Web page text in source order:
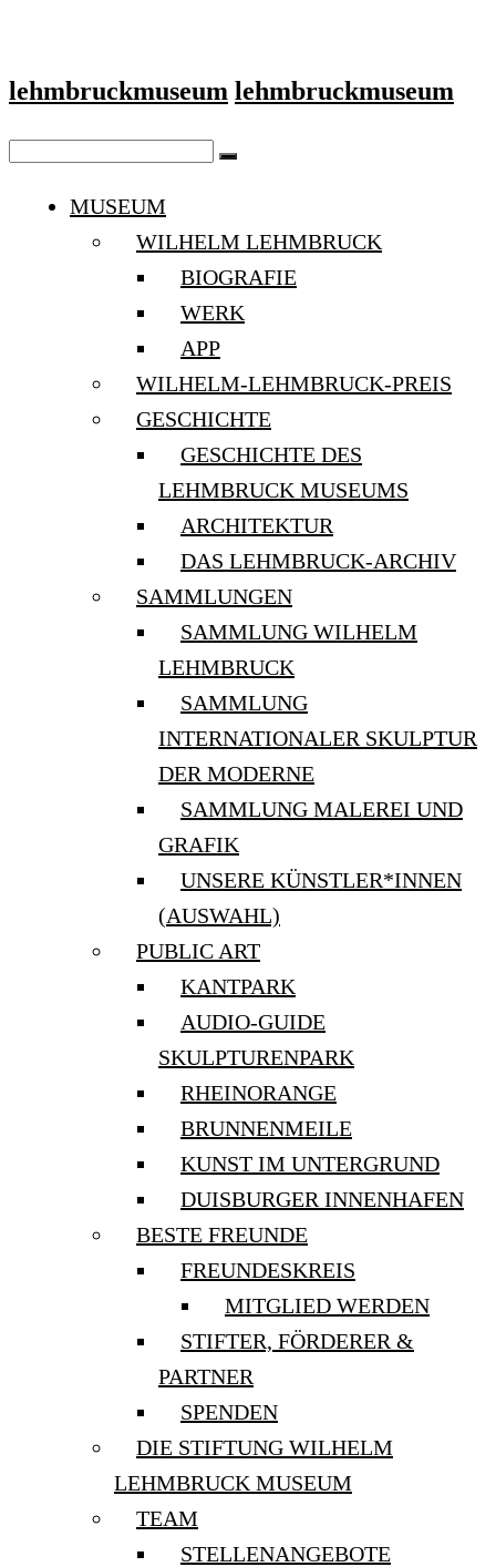
lehmbruckmuseum lehmbruckmuseum
MUSEUM
WILHELM LEHMBRUCK
BIOGRAFIE
WERK
APP
WILHELM-LEHMBRUCK-PREIS
GESCHICHTE
GESCHICHTE DES
LEHMBRUCK MUSEUMS
ARCHITEKTUR
DAS LEHMBRUCK-ARCHIV
SAMMLUNGEN
SAMMLUNG WILHELM
LEHMBRUCK
SAMMLUNG
INTERNATIONALER SKULPTUR
DER MODERNE
SAMMLUNG MALEREI UND
GRAFIK
UNSERE KÜNSTLER*INNEN
(AUSWAHL)
PUBLIC ART
KANTPARK
AUDIO-GUIDE
SKULPTURENPARK
RHEINORANGE
BRUNNENMEILE
KUNST IM UNTERGRUND
DUISBURGER INNENHAFEN
BESTE FREUNDE
FREUNDESKREIS
MITGLIED WERDEN
STIFTER, FÖRDERER &
PARTNER
SPENDEN
DIE STIFTUNG WILHELM
LEHMBRUCK MUSEUM
TEAM
STELLENANGEBOTE